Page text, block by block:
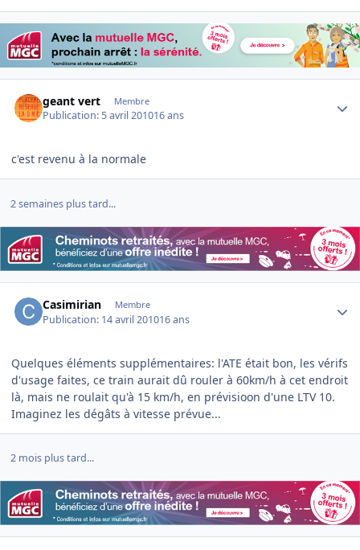
geant vert Membre
Publication: 5 avril 201016 ans
c'est revenu à la normale
2 semaines plus tard...
Casimirian Membre
Publication: 14 avril 201016 ans
Quelques éléments supplémentaires: l'ATE était bon, les vérifs
d'usage faites, ce train aurait dû rouler à 60km/h à cet endroit
là, mais ne roulait qu'à 15 km/h, en prévisioon d'une LTV 10.
Imaginez les dégâts à vitesse prévue...
2 mois plus tard...